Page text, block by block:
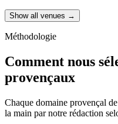
Show all venues →
Méthodologie
Comment nous
provençaux
Chaque domaine provençal
la main par notre rédaction